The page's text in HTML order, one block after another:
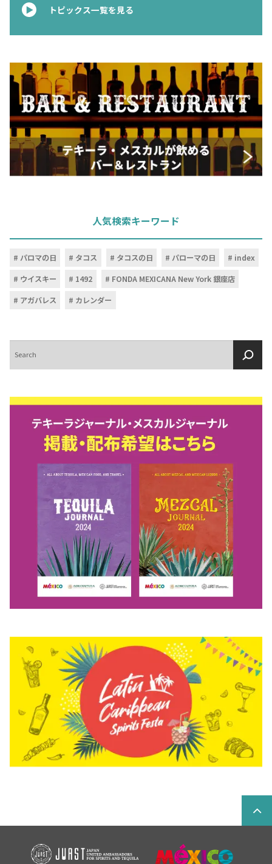
トピックス一覧を見る
人気検索キーワード
パロマの日 タコス タコスの日 パローマの日
index
ウイスキー
1492
FONDA MEXICANA New York 銀座店
アガバレス
カレンダー
索